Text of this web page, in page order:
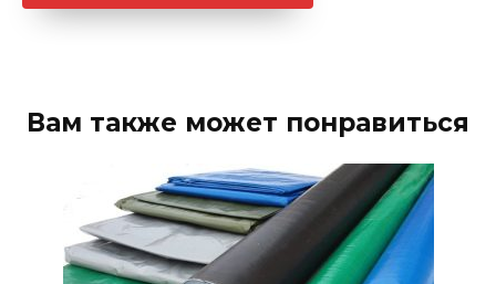
Вам также может понравиться